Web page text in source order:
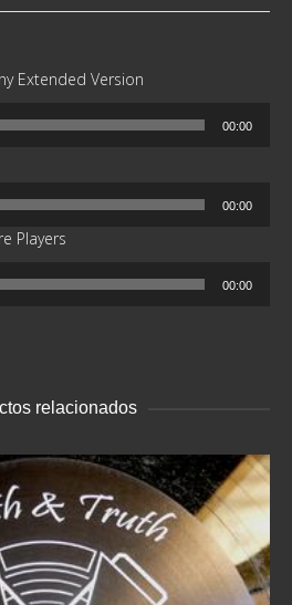
Extended Version
00:00
00:00
Players
00:00
relacionados